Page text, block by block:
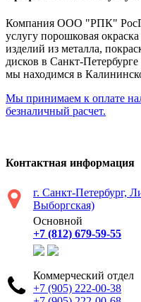
Компания ООО "РПК"
услугу порошковая
изделий из металла,
дисков в Санкт-
мы находимся в
Мы принимаем к оплате
безналичный расчет.
Контактная информация
г. Санкт-Петербург,
Выборгская)
Основной
+7 (812) 679-59-55
Коммерческий отдел
+7 (905) 222-00-38